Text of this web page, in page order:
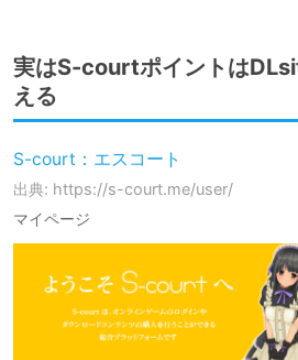
実はS-courtポイントは
える
S-court：エスコート
出典: https://s-court.me/user/
マイページ